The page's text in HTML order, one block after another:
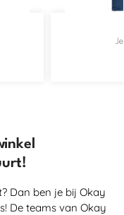
Dan ben je bij Okay
De teams van Okay